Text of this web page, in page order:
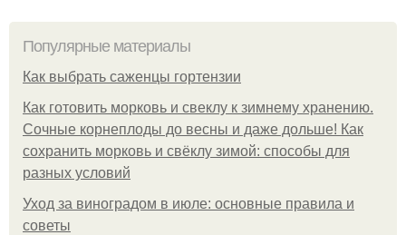
Популярные материалы
Как выбрать саженцы гортензии
Как готовить морковь и свеклу к зимнему хранению.
Сочные корнеплоды до весны и даже дольше! Как
сохранить морковь и свёклу зимой: способы для
разных условий
Уход за виноградом в июле: основные правила и
советы